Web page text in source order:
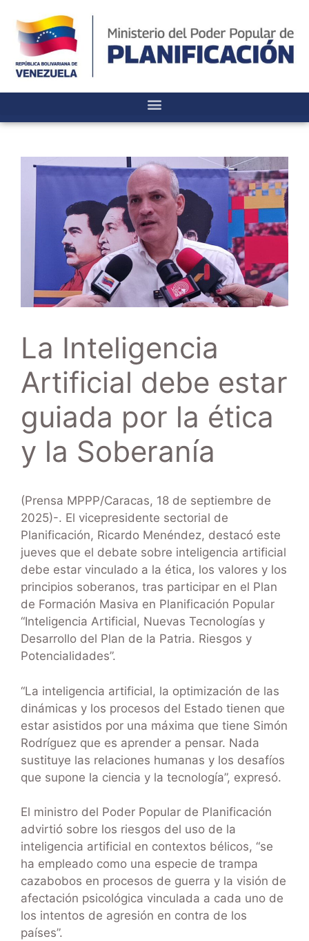
La Inteligencia
Artificial debe estar
guiada por la ética
y la Soberanía
(Prensa MPPP/Caracas, 18 de septiembre de
2025)-. El vicepresidente sectorial de
Planificación, Ricardo Menéndez, destacó este
jueves que el debate sobre inteligencia artificial
debe estar vinculado a la ética, los valores y los
principios soberanos, tras participar en el Plan
de Formación Masiva en Planificación Popular
“Inteligencia Artificial, Nuevas Tecnologías y
Desarrollo del Plan de la Patria. Riesgos y
Potencialidades”.
“La inteligencia artificial, la optimización de las
dinámicas y los procesos del Estado tienen que
estar asistidos por una máxima que tiene Simón
Rodríguez que es aprender a pensar. Nada
sustituye las relaciones humanas y los desafíos
que supone la ciencia y la tecnología”, expresó.
El ministro del Poder Popular de Planificación
advirtió sobre los riesgos del uso de la
inteligencia artificial en contextos bélicos, “se
ha empleado como una especie de trampa
cazabobos en procesos de guerra y la visión de
afectación psicológica vinculada a cada uno de
los intentos de agresión en contra de los
países”.